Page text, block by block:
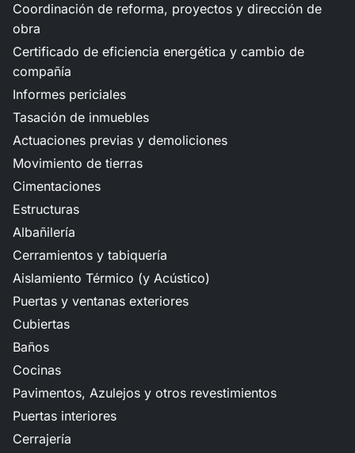
Coordinación de reforma, proyectos y dirección de
obra
Certificado de eficiencia energética y cambio de
compañía
Informes periciales
Tasación de inmuebles
Actuaciones previas y demoliciones
Movimiento de tierras
Cimentaciones
Estructuras
Albañilería
Cerramientos y tabiquería
Aislamiento Térmico (y Acústico)
Puertas y ventanas exteriores
Cubiertas
Baños
Cocinas
Pavimentos, Azulejos y otros revestimientos
Puertas interiores
Cerrajería